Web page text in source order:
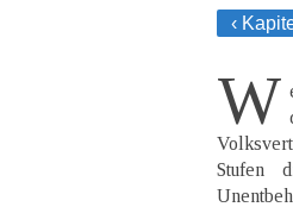
‹
W
Stufen